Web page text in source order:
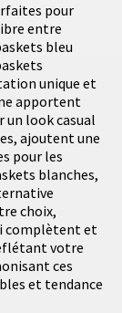
pour
entre
bleu
unique et
apportent
un look casual
ajoutent une
pour les
blanches,
choix,
complètent et
votre
ces
et tendance